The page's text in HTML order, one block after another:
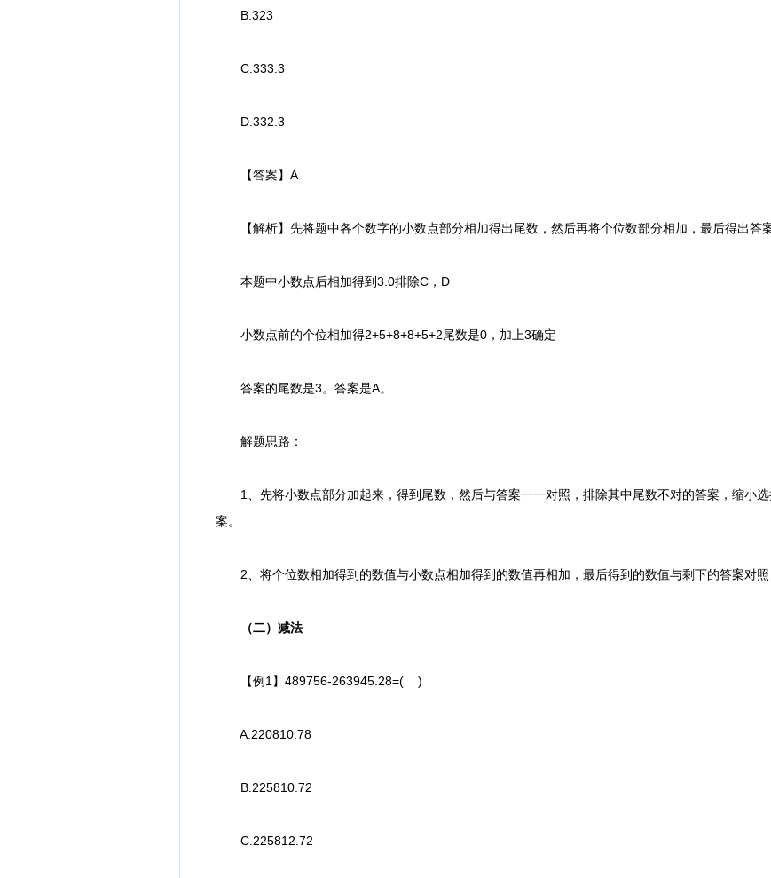
B.323
C.333.3
D.332.3
【答案】A
【解析】先将题中各个数字的小数点部分相加得出尾数，然后再将个位数部分相加，最后得出答案
本题中小数点后相加得到3.0排除C，D
小数点前的个位相加得2+5+8+8+5+2尾数是0，加上3确定
答案的尾数是3。答案是A。
解题思路：
1、先将小数点部分加起来，得到尾数，然后与答案一一对照，排除其中尾数不对的答案，缩小
案。
2、将个位数相加得到的数值与小数点相加得到的数值再相加，最后得到的数值与剩下的答案对照
（二）减法
【例1】489756-263945.28=( )
A.220810.78
B.225810.72
C.225812.72